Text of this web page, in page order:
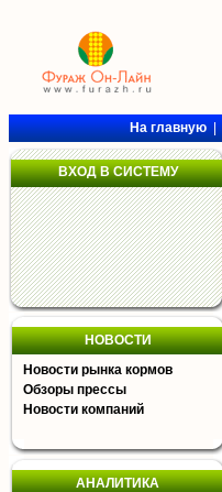
На главную
ВХОД В СИСТЕМУ
НОВОСТИ
Новости рынка кормов
Обзоры прессы
Новости компаний
АНАЛИТИКА